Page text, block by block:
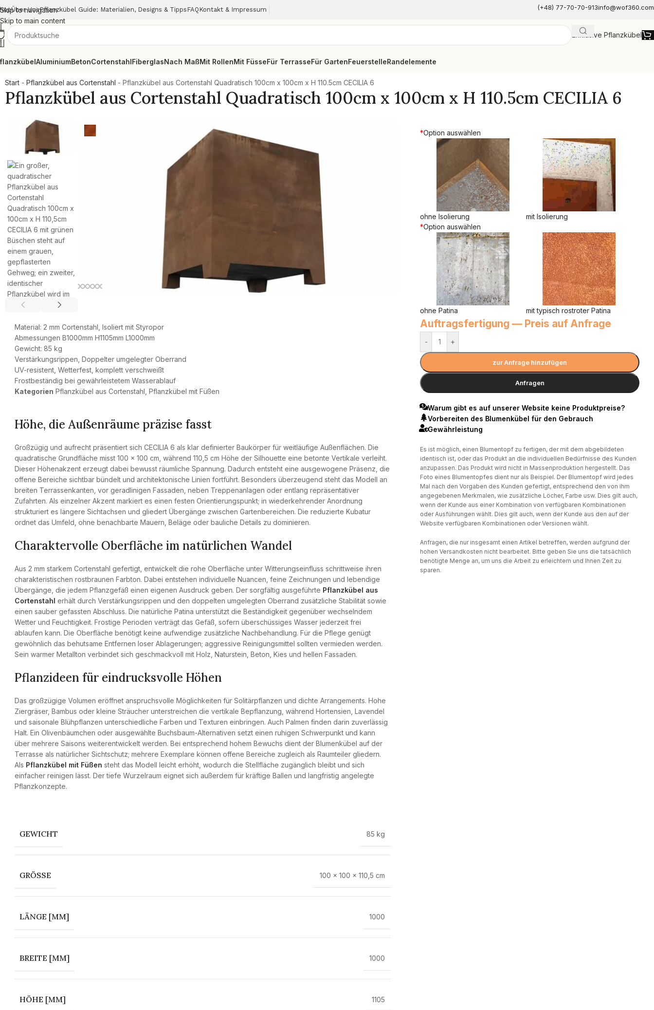
Skip to navigation
Skip to main content
Über UnsPflanzkübel Guide: Materialien, Designs & Tipps FAQ Kontakt & Impressum (+48) 77-70-70-913info@wof360.com
Exklusive Pflanzkübel
AluminiumBetonCortenstahlFiberglasNach MaßMit RollenMit FüsseFür TerrasseFür GartenFeuerstelleRandelemente
Start - Pflanzkübel aus Cortenstahl - Pflanzkübel aus Cortenstahl Quadratisch 100cm x 100cm x H 110.5cm CECILIA 6
Pflanzkübel aus Cortenstahl Quadratisch 100cm x 100cm x H 110.5cm CECILIA 6
Material: 2 mm Cortenstahl, Isoliert mit Styropor
Abmessungen B1000mm H1105mm L1000mm
Gewicht: 85 kg
Verstärkungsrippen, Doppelter umgelegter Oberrand
UV-resistent, Wetterfest, komplett verschweißt
Frostbeständig bei gewährleistetem Wasserablauf
Kategorien Pflanzkübel aus Cortenstahl Pflanzkübel mit Füßen
Höhe, die Außenräume präzise fasst
Großzügig und aufrecht präsentiert sich CECILIA 6 als klar definierter Baukörper für weitläufige Außenflächen. Die
quadratische Grundfläche misst 100 × 100 cm, während 110,5 cm Höhe der Silhouette eine betonte Vertikale verleiht.
Dieser Höhenakzent erzeugt dabei bewusst räumliche Spannung. Dadurch entsteht eine ausgewogene Präsenz, die
offene Bereiche sichtbar bündelt und architektonische Linien fortführt. Besonders überzeugend steht das Modell an
breiten Terrassenkanten, vor geradlinigen Fassaden, neben Treppenanlagen oder entlang repräsentativer
Zufahrten. Als einzelner Akzent markiert es einen festen Orientierungspunkt; in wiederkehrender Anordnung
strukturiert es längere Sichtachsen und gliedert Übergänge zwischen Gartenbereichen. Die reduzierte Kubatur
ordnet das Umfeld, ohne benachbarte Mauern, Beläge oder bauliche Details zu dominieren.
Charaktervolle Oberfläche im natürlichen Wandel
Aus 2 mm starkem Cortenstahl gefertigt, entwickelt die rohe Oberfläche unter Witterungseinfluss schrittweise ihren
charakteristischen rostbraunen Farbton. Dabei entstehen individuelle Nuancen, feine Zeichnungen und lebendige
Übergänge, die jedem Pflanzgefäß einen eigenen Ausdruck geben. Der sorgfältig ausgeführte Pflanzkübel aus
Cortenstahl erhält durch Verstärkungsrippen und den doppelten umgelegten Oberrand zusätzliche Stabilität sowie
einen sauber gefassten Abschluss. Die natürliche Patina unterstützt die Beständigkeit gegenüber wechselndem
Wetter und Feuchtigkeit. Frostige Perioden verträgt das Gefäß, sofern überschüssiges Wasser jederzeit frei
ablaufen kann. Die Oberfläche benötigt keine aufwendige zusätzliche Nachbehandlung. Für die Pflege genügt
gewöhnlich das behutsame Entfernen loser Ablagerungen; aggressive Reinigungsmittel sollten vermieden werden.
Sein warmer Metallton verbindet sich geschmackvoll mit Holz, Naturstein, Beton, Kies und hellen Fassaden.
Pflanzideen für eindrucksvolle Höhen
Das großzügige Volumen eröffnet anspruchsvolle Möglichkeiten für Solitärpflanzen und dichte Arrangements. Hohe
Ziergräser, Bambus oder kleine Sträucher unterstreichen die vertikale Bepflanzung, während Hortensien, Lavendel
und saisonale Blühpflanzen unterschiedliche Farben und Texturen einbringen. Auch Palmen finden darin zuverlässig
Halt. Ein Olivenbäumchen oder ausgewählte Buchsbaum-Alternativen setzt einen ruhigen Schwerpunkt und kann
über mehrere Saisons weiterentwickelt werden. Bei entsprechend hohem Bewuchs dient der Blumenkübel auf der
Terrasse als natürlicher Sichtschutz; mehrere Exemplare können offene Bereiche zugleich als Raumteiler gliedern.
Als Pflanzkübel mit Füßen steht das Modell leicht erhöht, wodurch die Stellfläche zugänglich bleibt und sich
einfacher reinigen lässt. Der tiefe Wurzelraum eignet sich außerdem für kräftige Ballen und langfristig angelegte
Pflanzkonzepte.
GEWICHT 85 kg
GRÖSSE 100 × 100 × 110,5 cm
LÄNGE [MM] 1000
BREITE [MM] 1000
HÖHE [MM] 1105
*Option auswählen
ohne Isolierung
mit Isolierung
*Option auswählen
ohne Patina mit typisch rostroter Patina
Auftragsfertigung — Preis auf Anfrage
- +
zur Anfrage hinzufügen
Anfragen
Warum gibt es auf unserer Website keine Produktpreise?
Vorbereiten des Blumenkübel für den Gebrauch
Gewährleistung
Es ist möglich, einen Blumentopf zu fertigen, der mit dem abgebildeten
identisch ist, oder das Produkt an die individuellen Bedürfnisse des Kunden
anzupassen. Das Produkt wird nicht in Massenproduktion hergestellt. Das
Foto eines Blumentopfes dient nur als Beispiel. Der Blumentopf wird jedes
Mal nach den Vorgaben des Kunden gefertigt, entsprechend den von ihm
angegebenen Merkmalen, wie zusätzliche Löcher, Farbe usw. Dies gilt auch,
wenn der Kunde aus einer Kombination von verfügbaren Kombinationen
oder Ausführungen wählt. Dies gilt auch, wenn der Kunde aus den auf der
Website verfügbaren Kombinationen oder Versionen wählt.
Anfragen, die nur insgesamt einen Artikel betreffen, werden aufgrund der
hohen Versandkosten nicht bearbeitet. Bitte geben Sie uns die tatsächlich
benötigte Menge an, um uns die Arbeit zu erleichtern und Ihnen Zeit zu
sparen.